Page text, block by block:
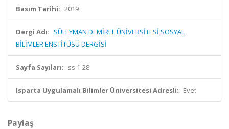
Basım Tarihi: 2019
Dergi Adı: SÜLEYMAN DEMİREL ÜNİVERSİTESİ SOSYAL
BİLİMLER ENSTİTÜSÜ DERGİSİ
Sayfa Sayıları: ss.1-28
Isparta Uygulamalı Bilimler Üniversitesi Adresli: Evet
Paylaş